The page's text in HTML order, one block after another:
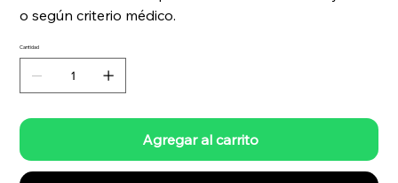
o según criterio médico.
Cantidad
Agregar al carrito